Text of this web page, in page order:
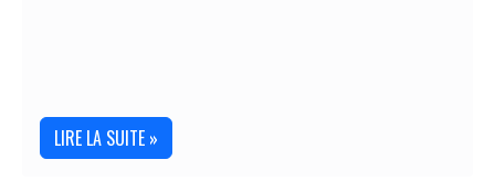
LIRE LA SUITE »